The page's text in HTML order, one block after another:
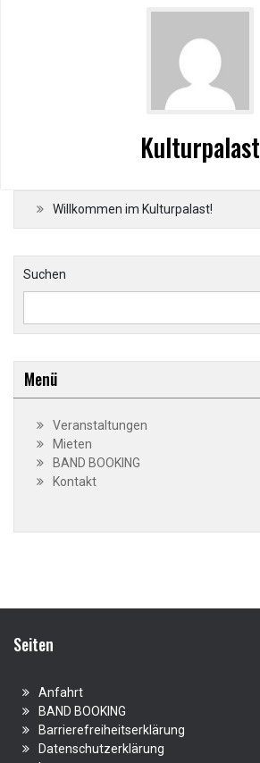
Kulturpalast
Willkommen im Kulturpalast!
Suchen
Menü
Veranstaltungen
Mieten
BAND BOOKING
Kontakt
Seiten
Anfahrt
BAND BOOKING
Barrierefreiheitserklärung
Datenschutzerklärung